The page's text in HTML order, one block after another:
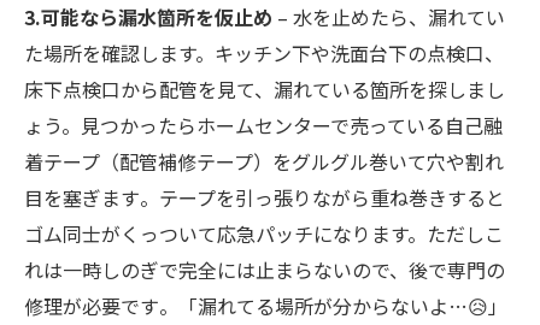
3.可能なら漏水箇所を仮止め – 水を止めたら、漏れてい
た場所を確認します。キッチン下や洗面台下の点検口、
床下点検口から配管を見て、漏れている箇所を探しまし
ょう。見つかったらホームセンターで売っている自己融
着テープ（配管補修テープ）をグルグル巻いて穴や割れ
目を塞ぎます​。テープを引っ張りながら重ね巻きすると
ゴム同士がくっついて応急パッチになります。ただしこ
れは一時しのぎで完全には止まらないので、後で専門の
修理が必要です​。「漏れてる場所が分からないよ…😥」